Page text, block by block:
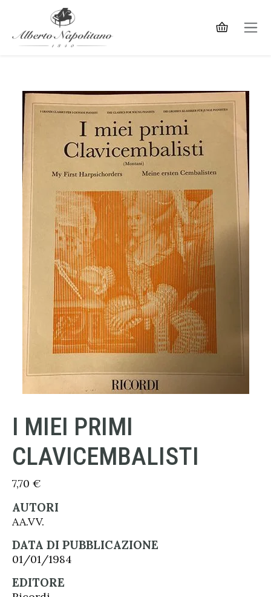
I MIEI PRIMI
CLAVICEMBALISTI
7,70 €
AUTORI
AA.VV.
DATA DI PUBBLICAZIONE
01/01/1984
EDITORE